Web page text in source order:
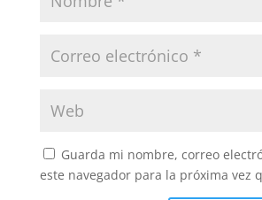
Guarda mi nombre, correo
este navegador para la próxima vez